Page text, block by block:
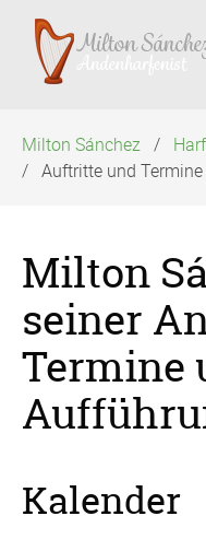
überspringen
Milton Sánchez
Auftritte und Termine
Milton
seiner
Termine
Kalender